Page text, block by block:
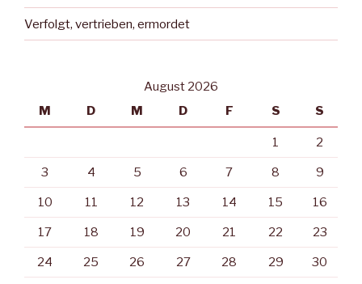
Verfolgt, vertrieben, ermordet
August 2026
M
D M D F S S
1 2
3 4 5 6 7 8 9
10 11 12 13 14 15 16
17 18 19 20 21 22 23
24 25 26 27 28 29 30